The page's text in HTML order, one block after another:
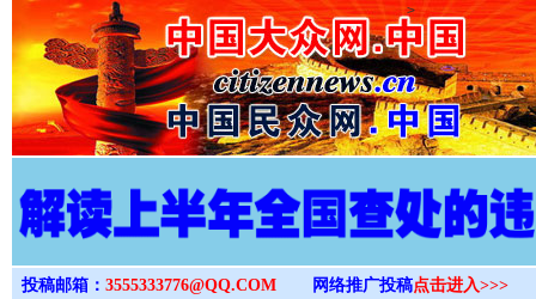
>
投稿邮箱： 3555333776@QQ.COM 网络推广投稿点击进入>>>